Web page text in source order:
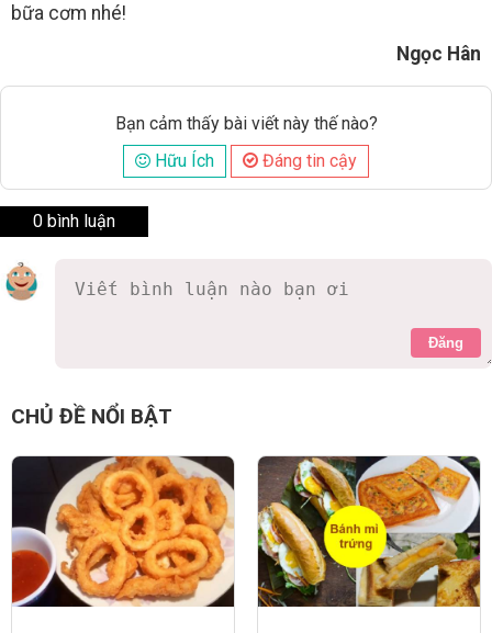
bữa cơm nhé!
Ngọc Hân
Bạn cảm thấy bài viết này thế nào?
Hữu Ích
Đáng tin cậy
0 bình luận
Đăng
CHỦ ĐỀ NỔI BẬT